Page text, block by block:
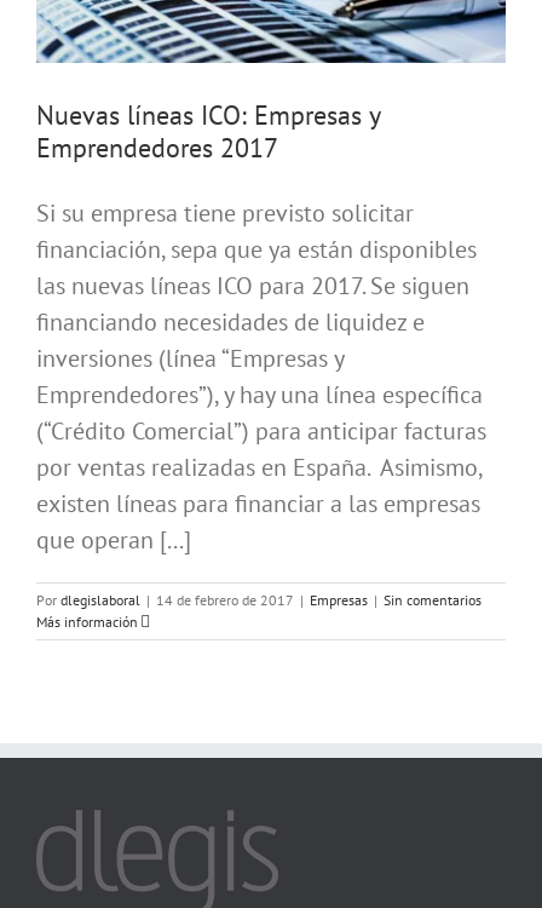
Nuevas líneas ICO: Empresas y
Emprendedores 2017
Si su empresa tiene previsto solicitar
financiación, sepa que ya están disponibles
las nuevas líneas ICO para 2017. Se siguen
financiando necesidades de liquidez e
inversiones (línea “Empresas y
Emprendedores”), y hay una línea específica
(“Crédito Comercial”) para anticipar facturas
por ventas realizadas en España. Asimismo,
existen líneas para financiar a las empresas
que operan [...]
Por dlegislaboral | 14 de febrero de 2017 | Empresas | Sin comentarios
Más información